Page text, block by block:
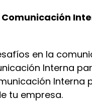
en la
Interna
Interna
tu empresa.